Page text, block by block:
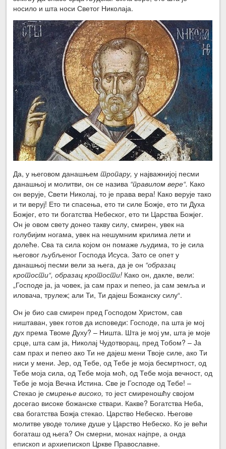
носило и шта носи Светог Николаја.
Да, у његовом данашњемтропару, у најважнијој песми
данашњој и молитви, он се назива “правилом вере“. Како
он верује, Свети Николај, то је права вера! Како верује тако
и ти веруј! Ето ти спасења, ето ти силе Божје, ето ти Духа
Божјег, ето ти богатства Небеског, ето ти Царства Божјег.
Он је овом свету донео такву силу, смирен, увек на
голубијим ногама, увек на нешумним крилима лети и
долеће. Сва та сила којом он помаже људима, то је сила
његовог љубљеног Господа Исуса. Зато се опет у
данашњој песми вели за њега, да је он “образац
кротости“, образац кротости! Како он, дакле, вели:
„Господе ја, ја човек, ја сам прах и пепео, ја сам земља и
иловача, трулеж; али Ти, Ти дајеш Божанску силу“.
Он је био сав смирен пред Господом Христом, сав
ништаван, увек готов да исповеди: Господе, па шта је мој
дух према Твоме Духу? – Ништа. Шта је мој ум, шта је моје
срце, шта сам ја, Николај Чудотворац, пред Тобом? – Ја
сам прах и пепео ако Ти не дајеш мени Твоје силе, ако Ти
ниси у мени. Јер, од Тебе, од Тебе је моја бесмртност, од
Тебе моја сила, од Тебе моја моћ, од Тебе моја вечност, од
Тебе је моја Вечна Истина. Све је Господе од Тебе! –
Стекао јесмирење високо, то јест смиреношћу својом
досегао високе божанске ствари. Какве? Богатства Неба,
сва богатства Божја стекао. Царство Небеско. Његове
молитве уводе толике душе у Царство Небеско. Ко је већи
богаташ од њега? Он смерни, монах најпре, а онда
епископ и архиепископ Цркве Православне.